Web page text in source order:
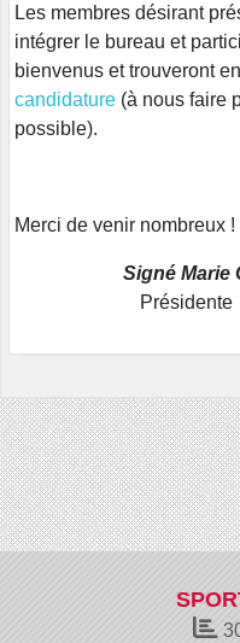
Les membres désirant
intégrer le bureau et
bienvenus et trouveront
candidature (à nous faire
possible).
Merci de venir nombreux !
Signé Marie